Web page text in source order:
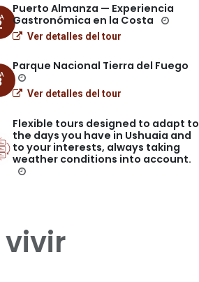
Puerto Almanza — Experiencia
Gastronómica en la Costa
Ver detalles del tour
Parque Nacional Tierra del Fuego
Ver detalles del tour
Flexible tours designed to adapt to
the days you have in Ushuaia and
to your interests, always taking
weather conditions into account.
vivir